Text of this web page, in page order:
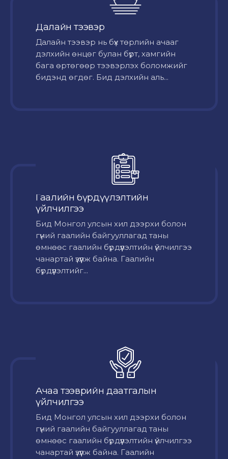
Далайн тээвэр
Далайн тээвэр нь бүх төрлийн ачааг
дэлхийн өнцөг булан бүрт, хамгийн
бага өртөгөөр тээвэрлэх боломжийг
бидэнд өгдөг. Бид дэлхийн аль...
Гаалийн бүрдүүлэлтийн
үйлчилгээ
Бид Монгол улсын хил дээрхи болон
гүний гаалийн байгууллагад таны
өмнөөс гаалийн бүрдүүлэлтийн үйлчилгээ
чанартай үзүүлж байна. Гаалийн
бүрдүүлэлтийг...
Ачаа тээврийн даатгалын
үйлчилгээ
Бид Монгол улсын хил дээрхи болон
гүний гаалийн байгууллагад таны
өмнөөс гаалийн бүрдүүлэлтийн үйлчилгээ
чанартай үзүүлж байна. Гаалийн